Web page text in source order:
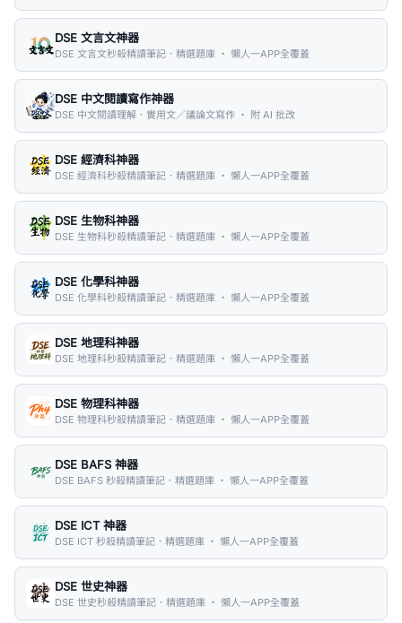
DSE 文言文神器
DSE 文言文秒殺精讀筆記．精選題庫 ・ 懶人一APP全覆蓋
DSE 中文閱讀寫作神器
DSE 中文閱讀理解．實用文／議論文寫作 ・ 附 AI 批改
DSE 經濟科神器
DSE 經濟科秒殺精讀筆記．精選題庫 ・ 懶人一APP全覆蓋
DSE 生物科神器
DSE 生物科秒殺精讀筆記．精選題庫 ・ 懶人一APP全覆蓋
DSE 化學科神器
DSE 化學科秒殺精讀筆記．精選題庫 ・ 懶人一APP全覆蓋
DSE 地理科神器
DSE 地理科秒殺精讀筆記．精選題庫 ・ 懶人一APP全覆蓋
DSE 物理科神器
DSE 物理科秒殺精讀筆記．精選題庫 ・ 懶人一APP全覆蓋
DSE BAFS 神器
DSE BAFS 秒殺精讀筆記．精選題庫 ・ 懶人一APP全覆蓋
DSE ICT 神器
DSE ICT 秒殺精讀筆記．精選題庫 ・ 懶人一APP全覆蓋
DSE 世史神器
DSE 世史秒殺精讀筆記．精選題庫 ・ 懶人一APP全覆蓋